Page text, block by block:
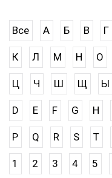
Все А Б В Г
К Л М Н О
Ц Ч Ш Щ Ы
D E F G H
P Q R S T
1 2 3 4 5